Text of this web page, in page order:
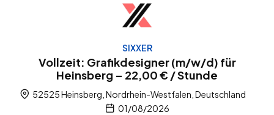
SIXXER
Vollzeit: Grafikdesigner (m/w/d) für
Heinsberg – 22,00 € / Stunde
52525 Heinsberg, Nordrhein-Westfalen, Deutschland
01/08/2026